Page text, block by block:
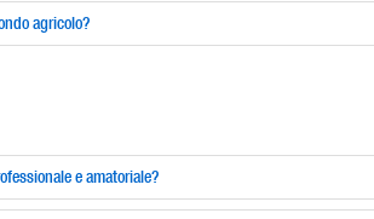
agricolo?
e amatoriale?